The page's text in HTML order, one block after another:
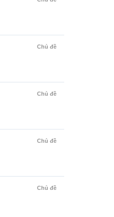
Chủ đề
Chủ đề
Chủ đề
Chủ đề